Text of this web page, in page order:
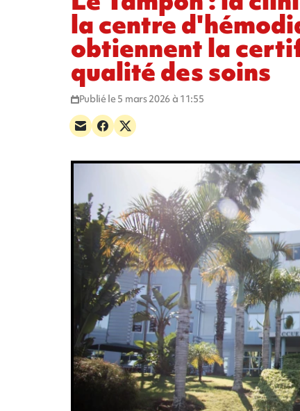
la centre
obtiennent la
qualité des soins
Publié le 5 mars 2026 à 11:55